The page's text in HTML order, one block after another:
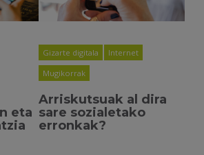
eta
Gizarte digitala
Internet
Mugikorrak
Arriskutsuak al dira
sare sozialetako
erronkak?